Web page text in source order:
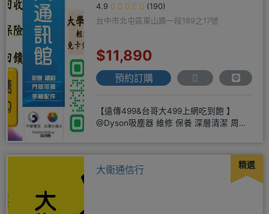
4.9
(190)
台中市北屯區東山路一段189之17號
$11,890
預約訂購
【遠傳499&台哥大499上網吃到飽 】
@Dyson吸塵器 維修 保養 深層清潔 周邊
精選
大衛通信行